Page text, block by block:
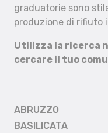
graduatorie sono
produzione di rifiuto
Utilizza la ricerca
cercare il tuo
ABRUZZO
BASILICATA